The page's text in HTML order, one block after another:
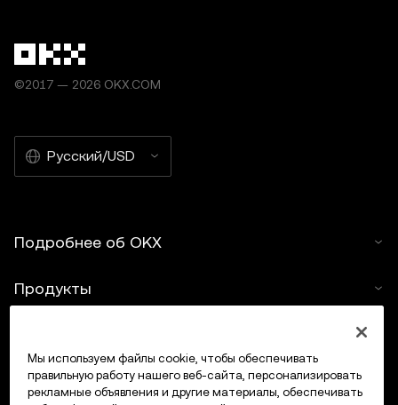
©2017 — 2026 OKX.COM
Русский/USD
Подробнее об OKX
Продукты
Поддержка
Мы используем файлы cookie, чтобы обеспечивать
правильную работу нашего веб-сайта, персонализировать
рекламные объявления и другие материалы, обеспечивать